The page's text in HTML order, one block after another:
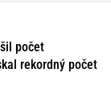
počet
rekordný počet